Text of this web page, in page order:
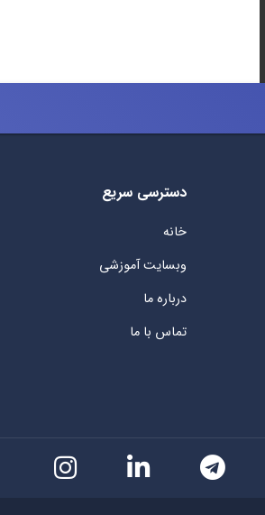
دسترسی سریع
خانه
وبسایت آموزشی
درباره ما
تماس با ما